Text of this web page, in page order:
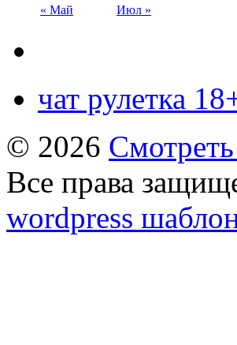
« Май Июл »
чат рулетка
© 2026
Все права
wordpress